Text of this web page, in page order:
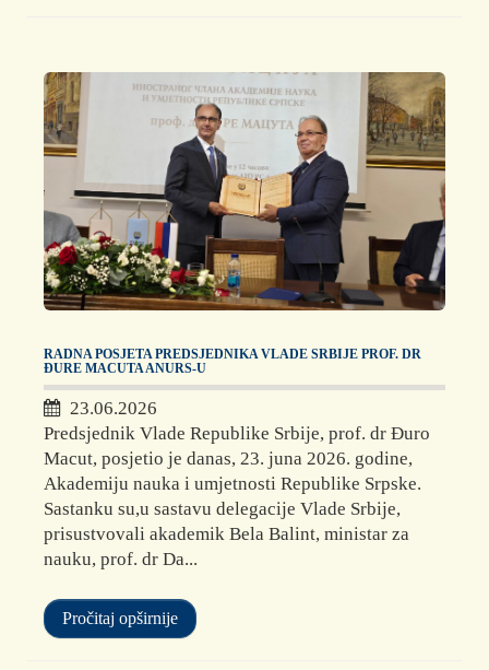
RADNA POSJETA PREDSJEDNIKA VLADE SRBIJE PROF. DR
ĐURE MACUTA ANURS-U
23.06.2026
Predsjednik Vlade Republike Srbije, prof. dr Đuro
Macut, posjetio je danas, 23. juna 2026. godine,
Akademiju nauka i umjetnosti Republike Srpske.
Sastanku su,u sastavu delegacije Vlade Srbije,
prisustvovali akademik Bela Balint, ministar za
nauku, prof. dr Da...
Pročitaj opširnije